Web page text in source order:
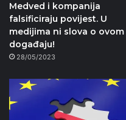
Medved i kompanija
falsificiraju povijest. U
medijima ni slova o ovom
događaju!
28/05/2023